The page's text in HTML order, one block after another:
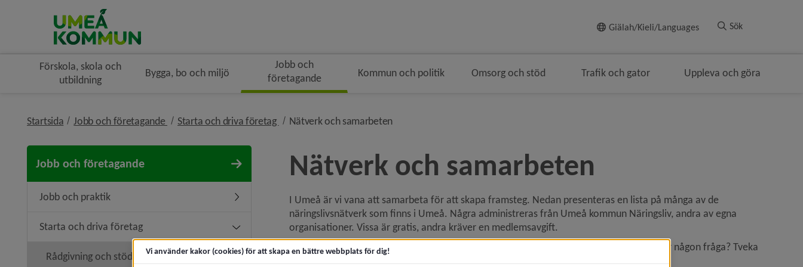
Giälah/Kieli/Languages Sök
Förskola, skola och
utbildning
Bygga, bo och miljö
Jobb och
företagande
Kommun och politik Omsorg och stöd Trafik och gator Uppleva och göra
Startsida Jobb och företagande nivå i brödsmulenavigeringen
Starta och driva företag nivå i brödsmulenavigeringen
Nätverk och samarbetennivå i brödsmulenavigeringen
Jobb och företagande
Jobb och praktik Undermeny för Jobb och praktik
Starta och driva företag Undermeny för Starta och driva företag
Rådgivning och stöd
Nätverk och samarbeten
I Umeå är vi vana att samarbeta för att skapa framsteg. Nedan presenteras en lista på många av de
näringslivsnätverk som finns i Umeå. Några administreras från Umeå kommun Näringsliv, andra av egna
organisationer. Vissa är gratis, andra kräver en medlemsavgift.
Vill du ha mer information om ett nätverk eller upplever du att det saknas ett nätverk för någon fråga? Tveka
inte att höra av dig så kan vi lotsa dig rätt.
Vi använder kakor (cookies) för att skapa en bättre webbplats för dig!